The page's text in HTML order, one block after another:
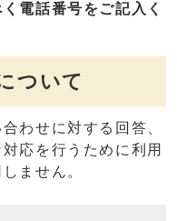
電話番号をご記入く
ついて
わせに対する回答、
応を行うために利用
ません。